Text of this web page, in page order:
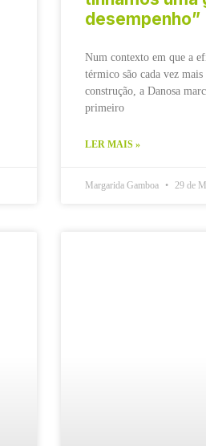
desempenho”
Num contexto em que a
térmico são cada vez
construção, a Danosa
primeiro
LER MAIS »
Margarida Gamboa 29 de